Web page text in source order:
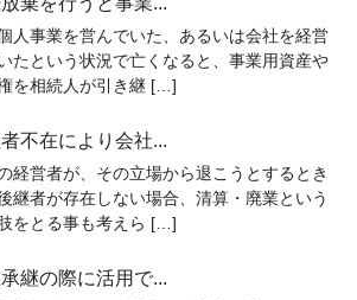
人事業を営んでいた、あるいは会社を経営
たという状況で亡くなると、事業用資産や
を相続人が引き継 […]
不在により会社...
経営者が、その立場から退こうとするとき
継者が存在しない場合、清算・廃業という
をとる事も考えら […]
継の際に活用で...